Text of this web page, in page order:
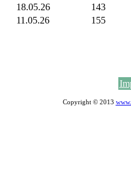
18.05.26
143
11.05.26 155
Copyright © 2013